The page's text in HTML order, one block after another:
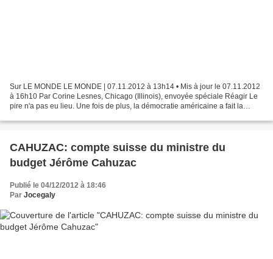
Sur LE MONDE LE MONDE | 07.11.2012 à 13h14 • Mis à jour le 07.11.2012
à 16h10 Par Corine Lesnes, Chicago (Illinois), envoyée spéciale Réagir Le
pire n'a pas eu lieu. Une fois de plus, la démocratie américaine a fait la
CAHUZAC: compte suisse du ministre du
budget Jérôme Cahuzac
Publié le 04/12/2012 à 18:46
Par Jocegaly